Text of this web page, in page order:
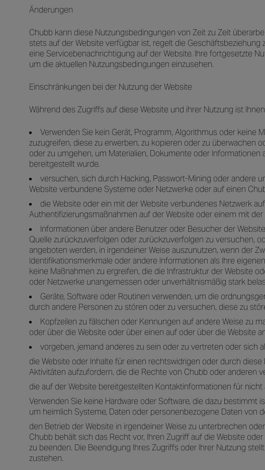
Änderungen
Chubb kann diese Nutzungsbedingungen von Zeit zu Zeit
stets auf der Website verfügbar ist, regelt die
eine Servicebenachrichtigung auf der Website. Ihre fortgesetzte
um die aktuellen Nutzungsbedingungen einzusehen.
Einschränkungen bei der Nutzung der Website
Während des Zugriffs auf diese Website und ihrer Nutzung ist
Verwenden Sie kein Gerät, Programm, Algorithmus oder keine
zuzugreifen, diese zu erwerben, zu kopieren oder zu überwachen
oder zu umgehen, um Materialien, Dokumente oder
bereitgestellt wurde.
versuchen, sich durch Hacking, Passwort-Mining oder andere
Website verbundene Systeme oder Netzwerke oder auf einen
die Website oder ein mit der Website verbundenes Netzwerk
Authentifizierungsmaßnahmen auf der Website oder einem mit
Informationen über andere Benutzer oder Besucher der
Quelle zurückzuverfolgen oder zurückzuverfolgen zu versuchen,
angeboten werden, in irgendeiner Weise auszunutzen, wenn der
Identifikationsmerkmale oder andere Informationen als Ihre
keine Maßnahmen zu ergreifen, die die Infrastruktur der Website
oder Netzwerke unangemessen oder unverhältnismäßig stark
Geräte, Software oder Routinen verwenden, um die
durch andere Personen zu stören oder zu versuchen, diese zu
Kopfzeilen zu fälschen oder Kennungen auf andere Weise zu
oder über die Website oder über einen auf oder über die Website
vorgeben, jemand anderes zu sein oder zu vertreten oder sich
die Website oder Inhalte für einen rechtswidrigen oder durch
Aktivitäten aufzufordern, die die Rechte von Chubb oder anderen
die auf der Website bereitgestellten Kontaktinformationen für
Verwenden Sie keine Hardware oder Software, die dazu
um heimlich Systeme, Daten oder personenbezogene Daten von
den Betrieb der Website in irgendeiner Weise zu unterbrechen
Chubb behält sich das Recht vor, Ihren Zugriff auf die Website
zu beenden. Die Beendigung Ihres Zugriffs oder Ihrer Nutzung
zustehen.